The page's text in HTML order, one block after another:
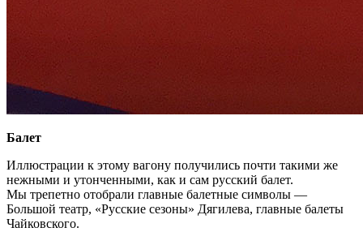
Балет
Иллюстрации к этому вагону получились почти такими же
нежными и утонченными, как и сам русский балет.
Мы трепетно отобрали главные балетные символы —
Большой театр, «Русские сезоны» Дягилева, главные балеты
Чайковского.